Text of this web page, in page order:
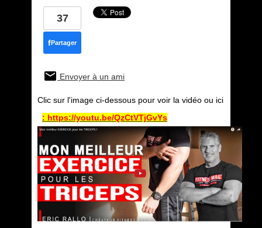
37
fPartager
Envoyer à un ami
Clic sur l'image ci-dessous pour voir la vidéo ou ici
: https://youtu.be/QzCtVTjGvYs